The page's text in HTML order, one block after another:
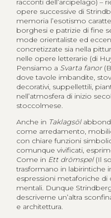
racconti dell’arcipelago) –
opere successive di
memoria l’esotismo
borghesi e patrizie di fine
mode orientaliste ed
concretizzate sia nella
nelle opere letterarie (di
Pensiamo a Svarta fanor
dove tavole imbandite,
decorativi, suppellettili,
nell’atmosfera di inizio
stoccolmese.
Anche in Taklagsöl
come arredamento,
con chiare funzioni
comunque vivificati,
Come in Ett drömspel(Il
trasformano in labirintiche
espressioni metaforiche
mentali. Dunque
descriverne un’altra
e architettura.